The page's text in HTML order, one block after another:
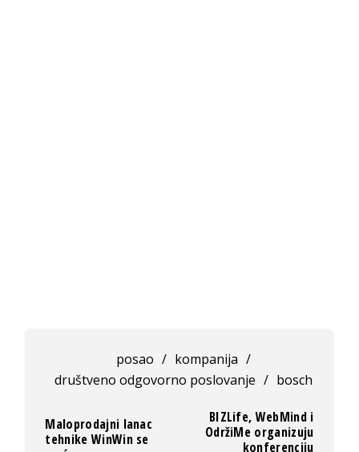
posao / kompanija /
društveno odgovorno poslovanje / bosch
Maloprodajni lanac
tehnike WinWin se
BIZLife, WebMind i
OdržiMe organizuju
konferenciju